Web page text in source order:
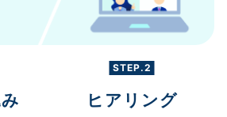
STEP.2
ヒアリング